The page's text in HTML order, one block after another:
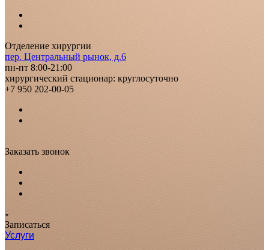
Отделение хирургии
пер. Центральный рынок, д.6
пн-пт 8:00-21:00
хирургический стационар: круглосуточно
+7 950 202-00-05
Заказать звонок
Записаться
Услуги